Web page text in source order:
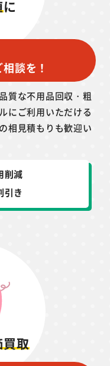
に
談を！
質な不用品回収・粗
にご利用いただける
相見積もりも歓迎い
削減
引き
取